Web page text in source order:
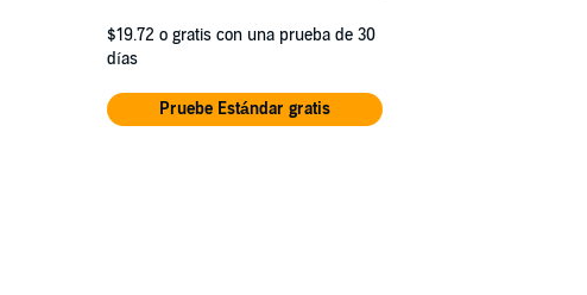
$19.72 o gratis con una prueba de 30
días
Pruebe Estándar gratis